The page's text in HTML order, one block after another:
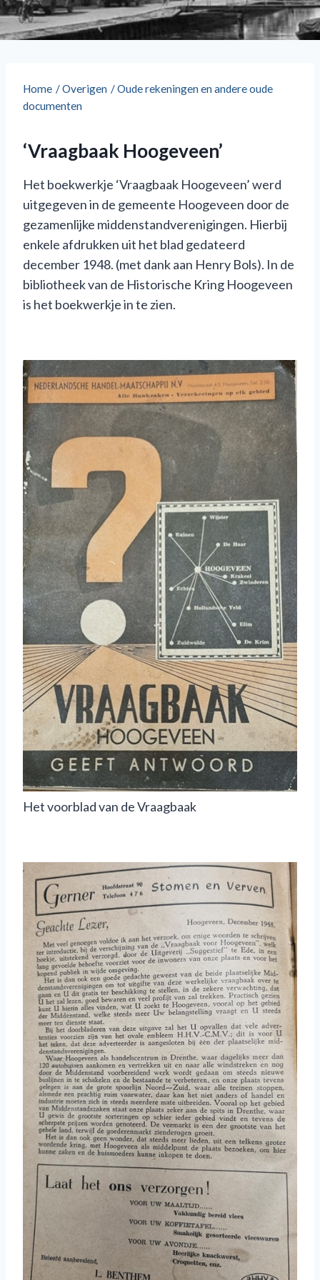
Home /Overigen /Oude rekeningen en andere oude
documenten
‘Vraagbaak Hoogeveen’
Het boekwerkje ‘Vraagbaak Hoogeveen’ werd
uitgegeven in de gemeente Hoogeveen door de
gezamenlijke middenstandverenigingen. Hierbij
enkele afdrukken uit het blad gedateerd
december 1948. (met dank aan Henry Bols). In de
bibliotheek van de Historische Kring Hoogeveen
is het boekwerkje in te zien.
Het voorblad van de Vraagbaak